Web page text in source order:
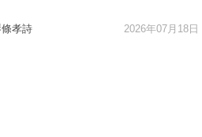
孝詩 2026年07月18日